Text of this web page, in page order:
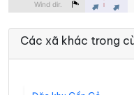
Các xã khác trong